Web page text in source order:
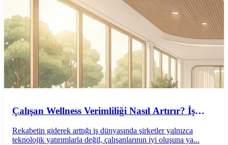
Çalışan Wellness Verimliliği Nasıl Artırır? İş
Uygulamaları
Rekabetin giderek arttığı iş dünyasında şirketler yalnızca
teknolojik yatırımlarla değil, çalışanlarının iyi oluşuna ya...